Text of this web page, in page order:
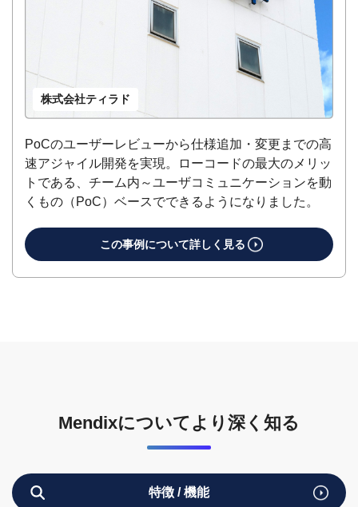
株式会社ティラド
PoCのユーザーレビューから仕様追加・変更までの高
速アジャイル開発を実現。​ローコードの最大のメリッ
トである、チーム内～ユーザコミュニケーションを動
くもの（PoC）ベースでできるようになりました。
この事例について詳しく見る
Mendixについてより深く知る
特徴 / 機能